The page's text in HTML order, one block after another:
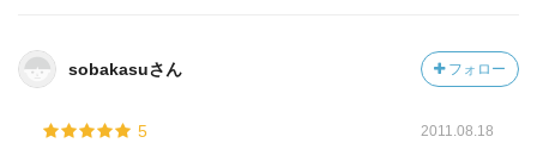
sobakasuさん フォロー
5 2011.08.18